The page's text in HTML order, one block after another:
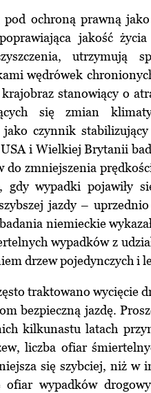
pod ochroną prawną
jakość
utrzymują
wędrówek
stanowiący o
się zmian
jako czynnik
i Wielkiej Brytanii
do zmniejszenia
gdy wypadki pojawiły
jazdy –
niemieckie
wypadków z
drzew pojedynczych i
traktowano wycięcie
bezpieczną jazdę.
kilkunastu latach
liczba ofiar
się szybciej, niż w
ofiar wypadków